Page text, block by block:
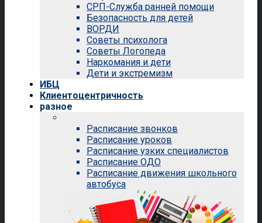
СРП-Служба ранней помощи
Безопасность для детей
ВОРДИ
Советы психолога
Советы Логопеда
Наркомания и дети
Дети и экстремизм
ИБЦ
Клиентоцентричность
разное
Расписание звонков
Расписание уроков
Расписание узких специалистов
Расписание ОДО
Расписание движения школьного
автобуса